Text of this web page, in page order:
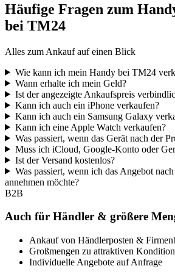
Häufige Fragen zum
bei TM24
Alles zum Ankauf auf einen Blick
Wie kann ich mein Handy bei TM24
Wann erhalte ich mein Geld?
Ist der angezeigte Ankaufspreis
Kann ich auch ein iPhone verkaufen?
Kann ich auch ein Samsung Galaxy
Kann ich eine Apple Watch verkaufen?
Was passiert, wenn das Gerät nach der
Muss ich iCloud, Google-Konto oder
Ist der Versand kostenlos?
Was passiert, wenn ich das Angebot
annehmen möchte?
B2B
Auch für Händler & größere
Ankauf von Händlerposten &
Großmengen zu attraktiven
Individuelle Angebote auf Anfrage